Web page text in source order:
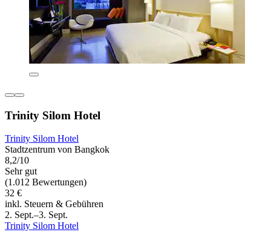
Trinity Silom Hotel
Trinity Silom Hotel
Stadtzentrum von Bangkok
8,2/10
Sehr gut
(1.012 Bewertungen)
32 €
inkl. Steuern & Gebühren
2. Sept.–3. Sept.
Trinity Silom Hotel